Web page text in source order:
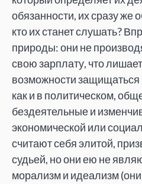
обязанности, их сразу же
кто их станет слушать?
природы: они не
свою зарплату, что
возможности защищаться
как и в политическом,
бездеятельные и
экономической или
считают себя элитой,
судьей, но они ею не
морализм и идеализм